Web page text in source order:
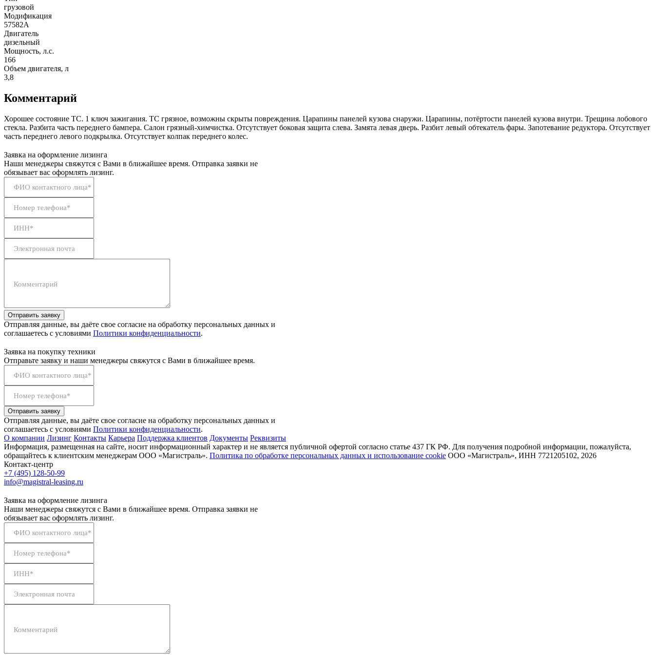
грузовой
Модификация
57582A
Двигатель
дизельный
Мощность, л.с.
166
Объем двигателя, л
3,8
Комментарий
Хорошее состояние ТС. 1 ключ зажигания. ТС грязное, возможны скрыты повреждения. Царапины панелей кузова снаружи. Царапины, потёртости панелей кузова внутри. Трещина лобового
стекла. Разбита часть переднего бампера. Салон грязный-химчистка. Отсутствует боковая защита слева. Замята левая дверь. Разбит левый обтекатель фары. Запотевание редуктора. Отсутствует
часть переднего левого подкрылка. Отсутствует колпак переднего колес.
Заявка на оформление лизинга
Наши менеджеры свяжутся с Вами в ближайшее время. Отправка заявки не
обязывает вас оформлять лизинг.
ФИО контактного лица*
Номер телефона*
ИНН*
Электронная почта
Комментарий
Отправить заявку
Отправляя данные, вы даёте свое согласие на обработку персональных данных и
соглашаетесь с условиями Политики конфиденциальности.
Заявка на покупку техники
Отправьте заявку и наши менеджеры свяжутся с Вами в ближайшее время.
ФИО контактного лица*
Номер телефона*
Отправить заявку
Отправляя данные, вы даёте свое согласие на обработку персональных данных и
соглашаетесь с условиями Политики конфиденциальности.
О компании Лизинг Контакты Карьера Поддержка клиентов Документы Реквизиты
Информация, размещенная на сайте, носит информационный характер и не является публичной офертой согласно статье 437 ГК РФ. Для получения подробной информации, пожалуйста,
обращайтесь к клиентским менеджерам ООО «Магистраль». Политика по обработке персональных данных и использование сookie ООО «Магистраль», ИНН 7721205102, 2026
Контакт-центр
+7 (495) 128-50-99
info@magistral-leasing.ru
Заявка на оформление лизинга
Наши менеджеры свяжутся с Вами в ближайшее время. Отправка заявки не
обязывает вас оформлять лизинг.
ФИО контактного лица*
Номер телефона*
ИНН*
Электронная почта
Комментарий